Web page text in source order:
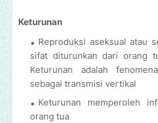
Keturunan
Reproduksi aseksual atau
sifat diturunkan dari orang
Keturunan adalah
sebagai transmisi vertikal
Keturunan memperoleh
orang tua